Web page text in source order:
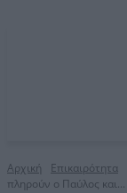
Αρχική Επικαιρότητα
πληρούν ο Παύλος και...